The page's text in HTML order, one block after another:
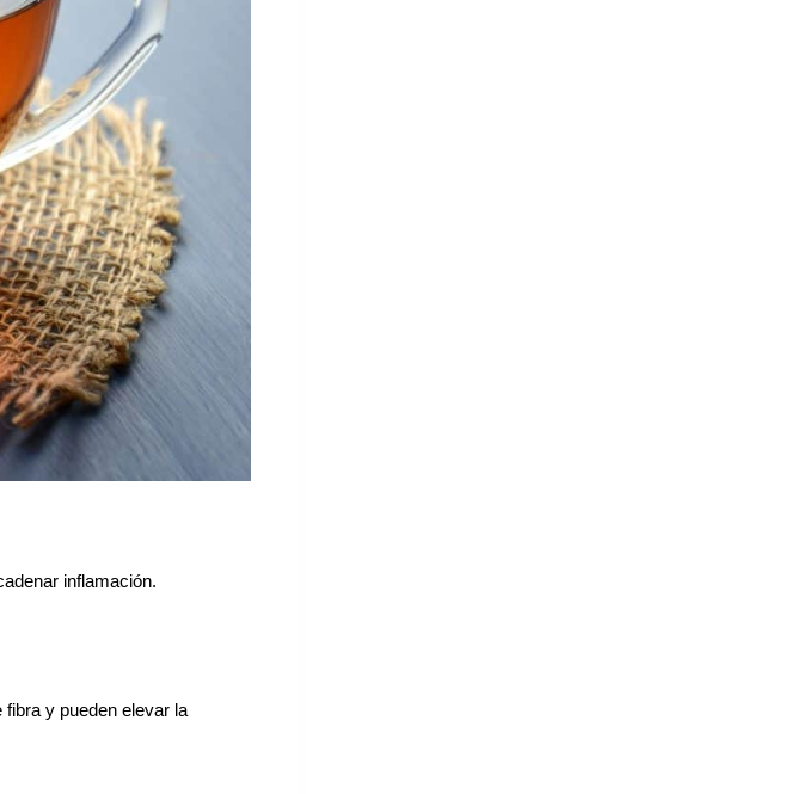
inflamación.
y pueden elevar la